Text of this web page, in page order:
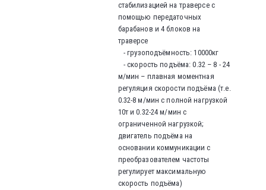
стабилизацией на траверсе с
помощью передаточных
барабанов и 4 блоков на
траверсе
- грузоподъёмность: 10000кг
- скорость подъёма: 0.32 – 8 - 24
м/мин – плавная моментная
регуляция скорости подъёма (т.е.
0.32-8 м/мин с полной нагрузкой
10т и 0.32-24 м/мин с
ограниченной нагрузкой;
двигатель подъёма на
основании коммуникации с
преобразователем частоты
регулирует максимальную
скорость подъёма)